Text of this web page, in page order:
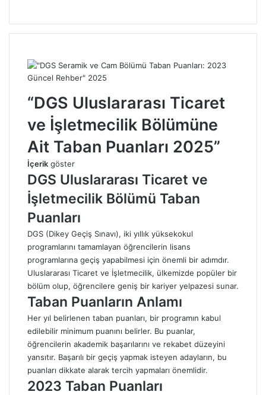
“DGS Uluslararası Ticaret
ve İşletmecilik Bölümüne
Ait Taban Puanları 2025”
İçerik göster
DGS Uluslararası Ticaret ve
İşletmecilik Bölümü Taban
Puanları
DGS (Dikey Geçiş Sınavı), iki yıllık yüksekokul
programlarını tamamlayan öğrencilerin lisans
programlarına geçiş yapabilmesi için önemli bir adımdır.
Uluslararası Ticaret ve İşletmecilik, ülkemizde popüler bir
bölüm olup, öğrencilere geniş bir kariyer yelpazesi sunar.
Taban Puanların Anlamı
Her yıl belirlenen taban puanları, bir programın kabul
edilebilir minimum puanını belirler. Bu puanlar,
öğrencilerin akademik başarılarını ve rekabet düzeyini
yansıtır. Başarılı bir geçiş yapmak isteyen adayların, bu
puanları dikkate alarak tercih yapmaları önemlidir.
2023 Taban Puanları